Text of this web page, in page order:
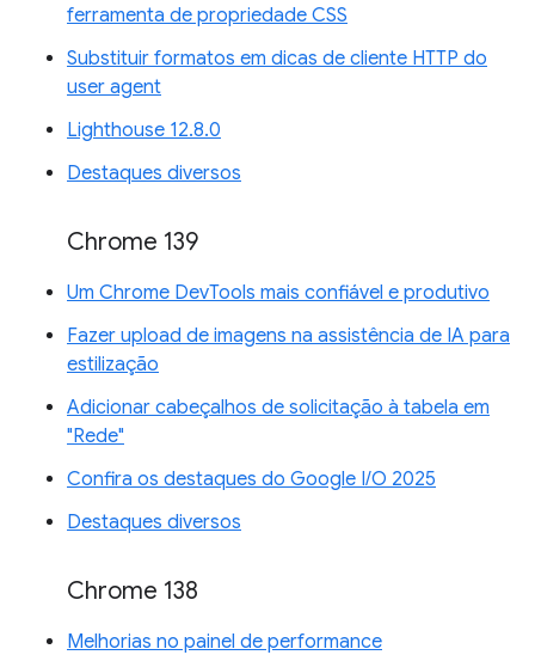
ferramenta de propriedade CSS
Substituir formatos em dicas de cliente HTTP do
user agent
Lighthouse 12.8.0
Destaques diversos
Chrome 139
Um Chrome DevTools mais confiável e produtivo
Fazer upload de imagens na assistência de IA para
estilização
Adicionar cabeçalhos de solicitação à tabela em
"Rede"
Confira os destaques do Google I/O 2025
Destaques diversos
Chrome 138
Melhorias no painel de performance